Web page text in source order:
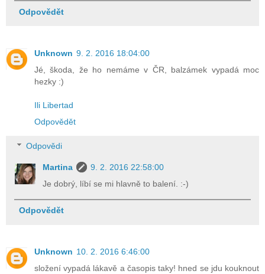
Odpovědět
Unknown 9. 2. 2016 18:04:00
Jé, škoda, že ho nemáme v ČR, balzámek vypadá moc
hezky :)
Ili Libertad
Odpovědět
Odpovědi
Martina
9. 2. 2016 22:58:00
Je dobrý, líbí se mi hlavně to balení. :-)
Odpovědět
Unknown 10. 2. 2016 6:46:00
složení vypadá lákavě a časopis taky! hned se jdu kouknout